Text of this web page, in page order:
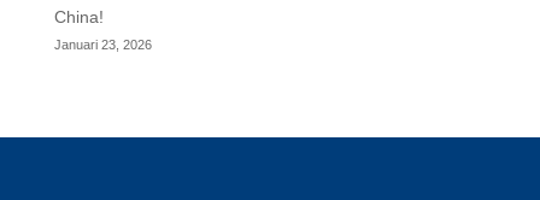
China!
Januari 23, 2026